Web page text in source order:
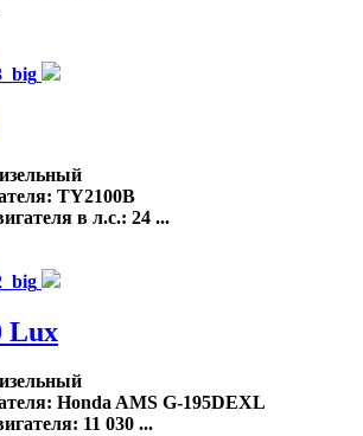
: TY2100B
в л.с.: 24 ...
Lux
: Honda AMS G-195DEXL
: 11 030 ...